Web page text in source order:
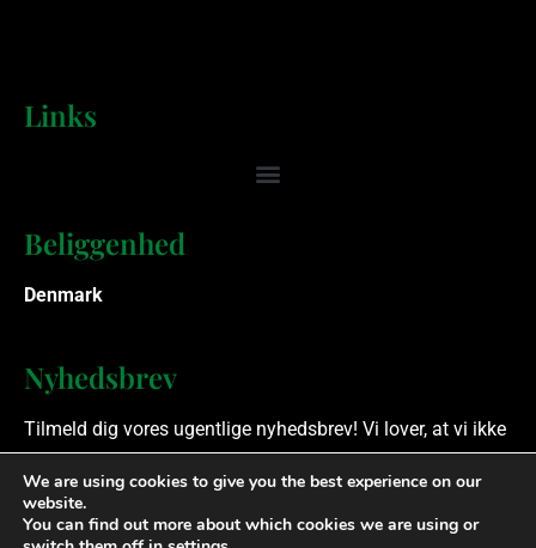
Links
Beliggenhed
Denmark
Nyhedsbrev
Tilmeld dig vores ugentlige nyhedsbrev! Vi lover, at vi ikke
spammer.
Ophavsret © 2023 Finansielle Rådgivere. Alle rettigheder
We are using cookies to give you the best experience on our
website.
You can find out more about which cookies we are using or